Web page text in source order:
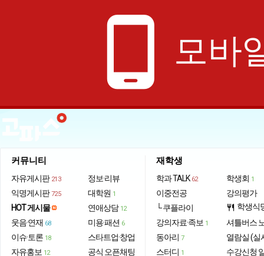
phone_android 모바
커뮤니티
자유게시판 213
익명게시판 725
HOT 게시물
웃음·연재 68
이슈·토론 18
자유홍보 12
정보·리뷰
대학원 1
연애상담 12
미용·패션 6
스타트업·창업
공식 오픈채팅
재학생
학과 TALK 62
이중전공
└ 쿠플라이
강의자료·족보 1
동아리 7
스터디 1
학생회 1
강의평가
restaurant 학생식
셔틀버스
열람실 (실
수강신청